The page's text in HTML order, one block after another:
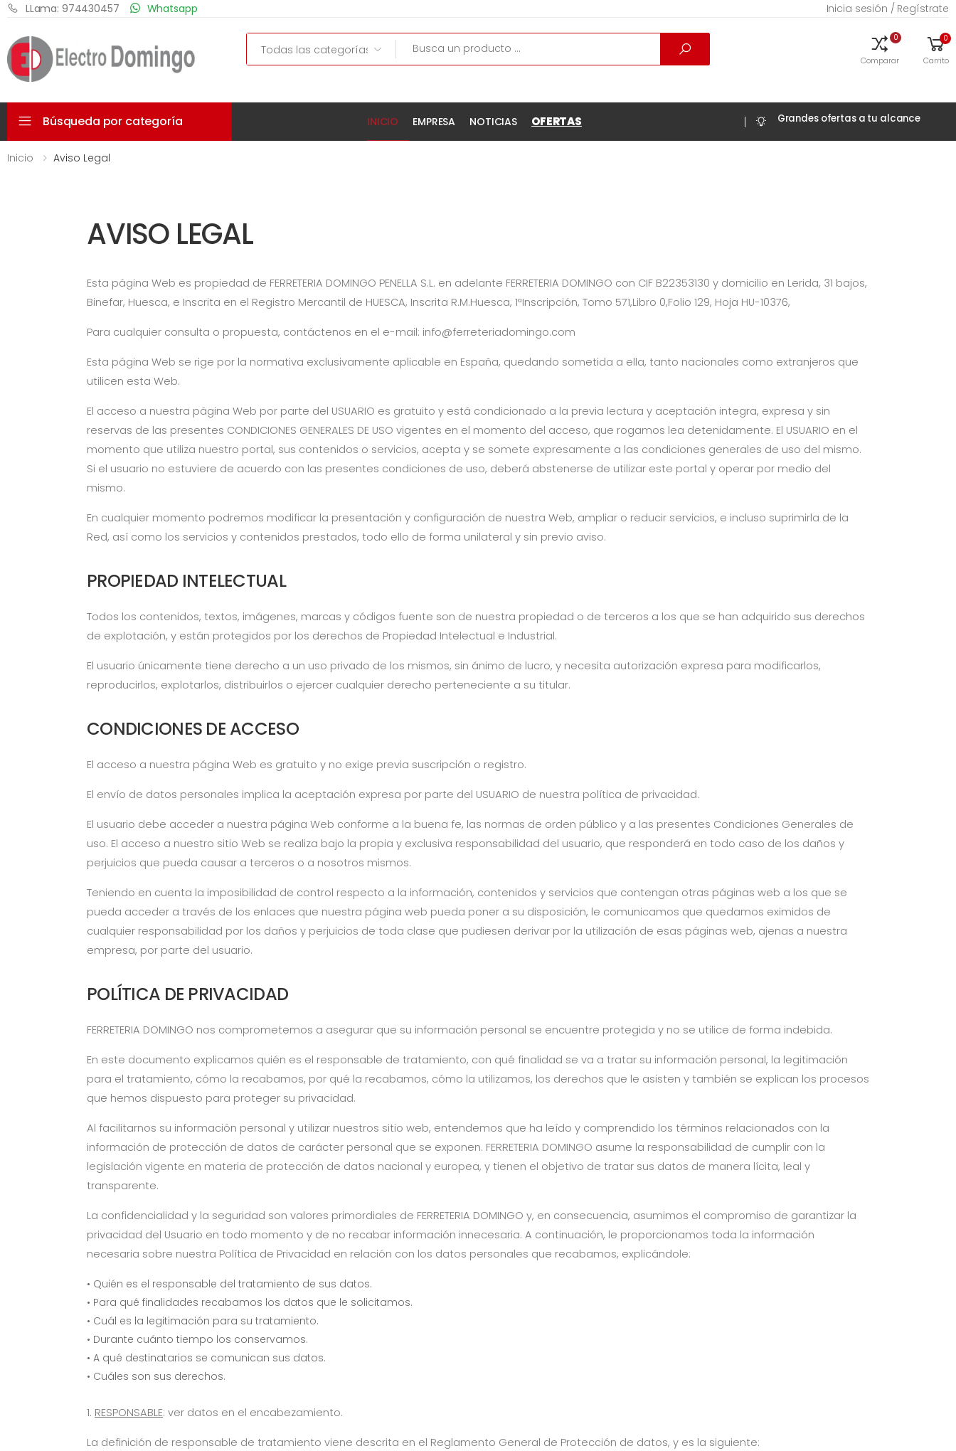
LLama: 974430457 Whatsapp Inicia sesión / Regístrate
Search 0
Comparar
0
Carrito
Búsqueda por categoría INICIO EMPRESA NOTICIAS OFERTAS Grandes ofertas a tu alcance
Inicio Aviso Legal
AVISO LEGAL
Esta página Web es propiedad de FERRETERIA DOMINGO PENELLA S.L. en adelante FERRETERIA DOMINGO con CIF B22353130 y domicilio en Lerida, 31 bajos,
Binefar, Huesca, e Inscrita en el Registro Mercantil de HUESCA, Inscrita R.M.Huesca, 1ªInscripción, Tomo 571,Libro 0,Folio 129, Hoja HU-10376,
Para cualquier consulta o propuesta, contáctenos en el e-mail: info@ferreteriadomingo.com
Esta página Web se rige por la normativa exclusivamente aplicable en España, quedando sometida a ella, tanto nacionales como extranjeros que
utilicen esta Web.
El acceso a nuestra página Web por parte del USUARIO es gratuito y está condicionado a la previa lectura y aceptación integra, expresa y sin
reservas de las presentes CONDICIONES GENERALES DE USO vigentes en el momento del acceso, que rogamos lea detenidamente. El USUARIO en el
momento que utiliza nuestro portal, sus contenidos o servicios, acepta y se somete expresamente a las condiciones generales de uso del mismo.
Si el usuario no estuviere de acuerdo con las presentes condiciones de uso, deberá abstenerse de utilizar este portal y operar por medio del
mismo.
En cualquier momento podremos modificar la presentación y configuración de nuestra Web, ampliar o reducir servicios, e incluso suprimirla de la
Red, así como los servicios y contenidos prestados, todo ello de forma unilateral y sin previo aviso.
PROPIEDAD INTELECTUAL
Todos los contenidos, textos, imágenes, marcas y códigos fuente son de nuestra propiedad o de terceros a los que se han adquirido sus derechos
de explotación, y están protegidos por los derechos de Propiedad Intelectual e Industrial.
El usuario únicamente tiene derecho a un uso privado de los mismos, sin ánimo de lucro, y necesita autorización expresa para modificarlos,
reproducirlos, explotarlos, distribuirlos o ejercer cualquier derecho perteneciente a su titular.
CONDICIONES DE ACCESO
El acceso a nuestra página Web es gratuito y no exige previa suscripción o registro.
El envío de datos personales implica la aceptación expresa por parte del USUARIO de nuestra política de privacidad.
El usuario debe acceder a nuestra página Web conforme a la buena fe, las normas de orden público y a las presentes Condiciones Generales de
uso. El acceso a nuestro sitio Web se realiza bajo la propia y exclusiva responsabilidad del usuario, que responderá en todo caso de los daños y
perjuicios que pueda causar a terceros o a nosotros mismos.
Teniendo en cuenta la imposibilidad de control respecto a la información, contenidos y servicios que contengan otras páginas web a los que se
pueda acceder a través de los enlaces que nuestra página web pueda poner a su disposición, le comunicamos que quedamos eximidos de
cualquier responsabilidad por los daños y perjuicios de toda clase que pudiesen derivar por la utilización de esas páginas web, ajenas a nuestra
empresa, por parte del usuario.
POLÍTICA DE PRIVACIDAD
FERRETERIA DOMINGO nos comprometemos a asegurar que su información personal se encuentre protegida y no se utilice de forma indebida.
En este documento explicamos quién es el responsable de tratamiento, con qué finalidad se va a tratar su información personal, la legitimación
para el tratamiento, cómo la recabamos, por qué la recabamos, cómo la utilizamos, los derechos que le asisten y también se explican los procesos
que hemos dispuesto para proteger su privacidad.
Al facilitarnos su información personal y utilizar nuestros sitio web, entendemos que ha leído y comprendido los términos relacionados con la
información de protección de datos de carácter personal que se exponen. FERRETERIA DOMINGO asume la responsabilidad de cumplir con la
legislación vigente en materia de protección de datos nacional y europea, y tienen el objetivo de tratar sus datos de manera lícita, leal y
transparente.
La confidencialidad y la seguridad son valores primordiales de FERRETERIA DOMINGO y, en consecuencia, asumimos el compromiso de garantizar la
privacidad del Usuario en todo momento y de no recabar información innecesaria. A continuación, le proporcionamos toda la información
necesaria sobre nuestra Política de Privacidad en relación con los datos personales que recabamos, explicándole:
• Quién es el responsable del tratamiento de sus datos.
• Para qué finalidades recabamos los datos que le solicitamos.
• Cuál es la legitimación para su tratamiento.
• Durante cuánto tiempo los conservamos.
• A qué destinatarios se comunican sus datos.
• Cuáles son sus derechos.
1. RESPONSABLE: ver datos en el encabezamiento.
La definición de responsable de tratamiento viene descrita en el Reglamento General de Protección de datos, y es la siguiente: